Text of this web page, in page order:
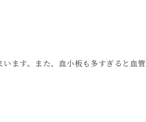
ます。また、血小板も多すぎると血